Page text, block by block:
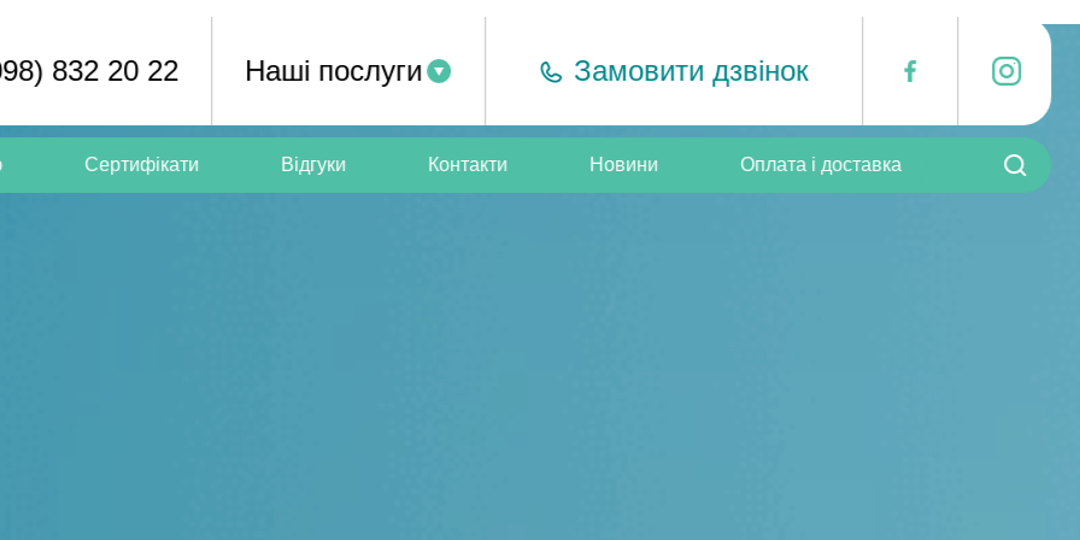
832 20 22 Наші послуги Замовити дзвінок F i
Сертифікати Відгуки Контакти Новини Оплата і доставка
Пошук: